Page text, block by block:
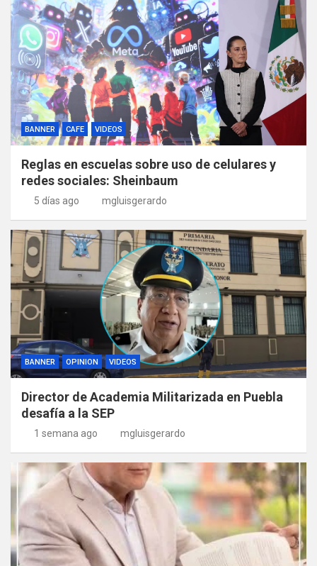
BANNER CAFE VIDEOS
Reglas en escuelas sobre uso de celulares y
redes sociales: Sheinbaum
5 días ago mgluisgerardo
BANNER OPINION VIDEOS
Director de Academia Militarizada en Puebla
desafía a la SEP
1 semana ago mgluisgerardo